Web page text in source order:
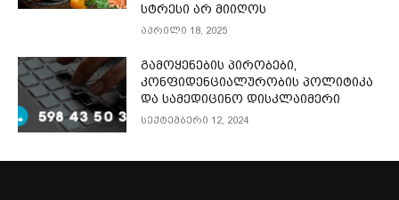
სტრესი არ მიიღოს
აპრილი 18, 2025
გამოყენების პირობები,
კონფიდენციალურობის პოლიტიკა
და სამედიცინო დისკლაიმერი
სექტემბერი 12, 2024